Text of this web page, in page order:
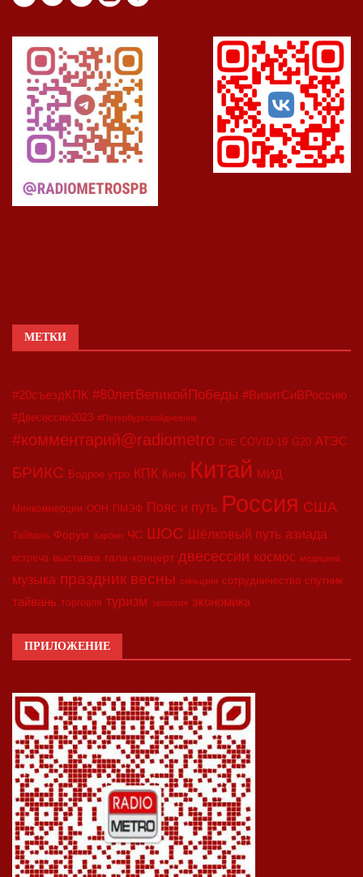
МЕТКИ
#20съездКПК #80летВеликойПобеды #ВизитСиВРоссию
#Двесессии2023 #Петербургскийдневник
#комментарий@radiometro CIIE COVID-19 G20 АТЭС
БРИКС Бодрое утро КПК Кино Китай МИД
Минкоммерции ООН ПМЭФ Пояс и путь Россия США
Тайвань Форум Харбин ЧС ШОС Шёлковый путь азиада
встреча выставка гала-концерт двесессии космос медицина
музыка праздник весны синьцзян сотрудничество спутник
тайвань торговля туризм экология экономика
ПРИЛОЖЕНИЕ